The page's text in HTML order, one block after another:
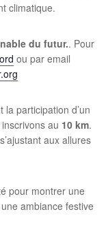
climatique.
du futur.. Pour
ou par email
participation d’un
au 10 km.
aux allures
pour montrer une
ambiance festive